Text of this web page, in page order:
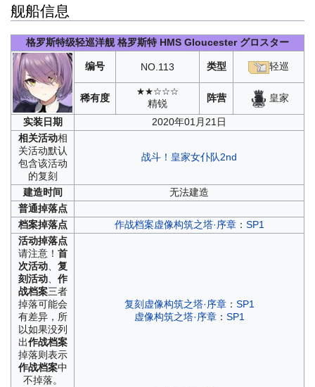
舰船信息
格罗斯特级轻巡洋舰 格罗斯特 HMS Gloucester グロスター
编号 NO.113 类型 轻巡
稀有度
★★☆☆☆
精锐 阵营 皇家
实装日期
2020年01月21日
相关活动相
关活动默认
包含该活动
的复刻
战斗！皇家女仆队2nd
建造时间
无法建造
普通掉落点
档案掉落点 作战档案虚像构筑之塔·序章： SP1
活动掉落点
请注意！ 首
次活动、 复
刻活动、 作
战档案三者
掉落可能会
有差异，所
以如果没列
出作战档案
掉落则表示
作战档案中
不掉落。
复刻虚像构筑之塔·序章： SP1
虚像构筑之塔·序章： SP1